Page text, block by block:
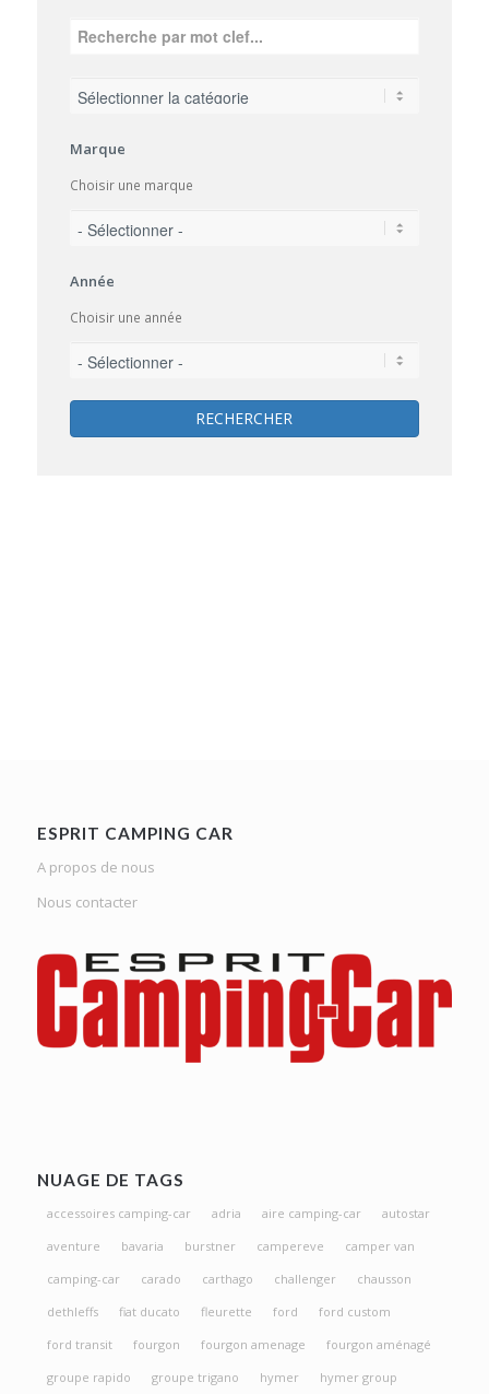
Marque
Choisir une marque
Année
Choisir une année
RECHERCHER
ESPRIT CAMPING CAR
A propos de nous
Nous contacter
NUAGE DE TAGS
accessoires camping-car adria aire camping-car
autostar
aventure
bavaria burstner campereve
camper van
camping-car
carado carthago challenger
chausson
dethleffs
fiat ducato fleurette ford
ford custom
ford transit
fourgon fourgon amenage
fourgon aménagé
groupe rapido
groupe trigano hymer
hymer group